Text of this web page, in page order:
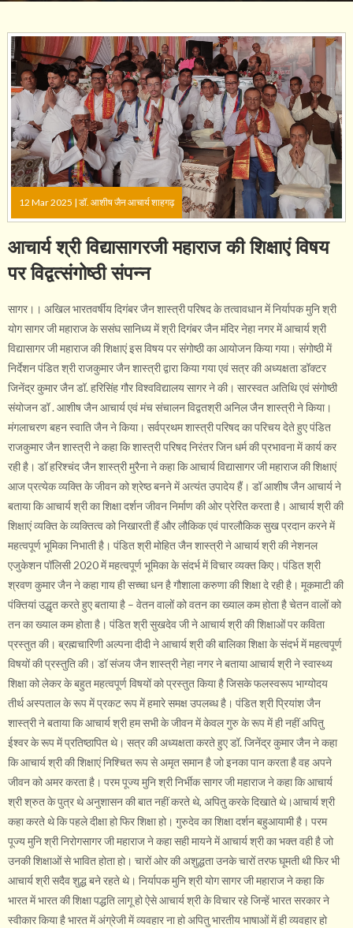
12 Mar 2025 | डॉ. आशीष जैन आचार्य शाहगढ़
आचार्य श्री विद्यासागरजी महाराज की शिक्षाएं विषय
पर विद्वत्संगोष्ठी संपन्न
सागर।। अखिल भारतवर्षीय दिगंबर जैन शास्त्री परिषद के तत्वावधान में निर्यापक मुनि श्री
योग सागर जी महाराज के ससंघ सानिध्य में श्री दिगंबर जैन मंदिर नेहा नगर में आचार्य श्री
विद्यासागर जी महाराज की शिक्षाएं इस विषय पर संगोष्ठी का आयोजन किया गया। संगोष्ठी में
निर्देशन पंडित श्री राजकुमार जैन शास्त्री द्वारा किया गया एवं सत्र की अध्यक्षता डॉक्टर
जिनेंद्र कुमार जैन डॉ. हरिसिंह गौर विश्वविद्यालय सागर ने की। सारस्वत अतिथि एवं संगोष्ठी
संयोजन डॉ . आशीष जैन आचार्य एवं मंच संचालन विद्वतश्री अनिल जैन शास्त्री ने किया।
मंगलाचरण बहन स्वाति जैन ने किया। सर्वप्रथम शास्त्री परिषद का परिचय देते हुए पंडित
राजकुमार जैन शास्त्री ने कहा कि शास्त्री परिषद निरंतर जिन धर्म की प्रभावना में कार्य कर
रही है। डॉ हरिश्चंद जैन शास्त्री मुरैना ने कहा कि आचार्य विद्यासागर जी महाराज की शिक्षाएं
आज प्रत्येक व्यक्ति के जीवन को श्रेष्ठ बनने में अत्यंत उपादेय हैं। डॉ आशीष जैन आचार्य ने
बताया कि आचार्य श्री का शिक्षा दर्शन जीवन निर्माण की ओर प्रेरित करता है। आचार्य श्री की
शिक्षाएं व्यक्ति के व्यक्तित्व को निखारती हैं और लौकिक एवं पारलौकिक सुख प्रदान करने में
महत्वपूर्ण भूमिका निभाती है। पंडित श्री मोहित जैन शास्त्री ने आचार्य श्री की नेशनल
एजुकेशन पॉलिसी 2020 में महत्वपूर्ण भूमिका के संदर्भ में विचार व्यक्त किए। पंडित श्री
श्रवण कुमार जैन ने कहा गाय ही सच्चा धन है गौशाला करुणा की शिक्षा दे रही है। मूकमाटी की
पंक्तियां उद्धृत करते हुए बताया है – वेतन वालों को वतन का ख्याल कम होता है चेतन वालों को
तन का ख्याल कम होता है। पंडित श्री सुखदेव जी ने आचार्य श्री की शिक्षाओं पर कविता
प्रस्तुत की। ब्रह्मचारिणी अल्पना दीदी ने आचार्य श्री की बालिका शिक्षा के संदर्भ में महत्वपूर्ण
विषयों की प्रस्तुति की। डॉ संजय जैन शास्त्री नेहा नगर ने बताया आचार्य श्री ने स्वास्थ्य
शिक्षा को लेकर के बहुत महत्वपूर्ण विषयों को प्रस्तुत किया है जिसके फलस्वरूप भाग्योदय
तीर्थ अस्पताल के रूप में प्रकट रूप में हमारे समक्ष उपलब्ध है। पंडित श्री प्रियांश जैन
शास्त्री ने बताया कि आचार्य श्री हम सभी के जीवन में केवल गुरु के रूप में ही नहीं अपितु
ईश्वर के रूप में प्रतिष्ठापित थे। सत्र की अध्यक्षता करते हुए डॉ. जिनेंद्र कुमार जैन ने कहा
कि आचार्य श्री की शिक्षाएं निश्चित रूप से अमृत समान है जो इनका पान करता है वह अपने
जीवन को अमर करता है। परम पूज्य मुनि श्री निर्भीक सागर जी महाराज ने कहा कि आचार्य
श्री श्रुत के पुत्र थे अनुशासन की बात नहीं करते थे, अपितु करके दिखाते थे।आचार्य श्री
कहा करते थे कि पहले दीक्षा हो फिर शिक्षा हो। गुरुदेव का शिक्षा दर्शन बहुआयामी है। परम
पूज्य मुनि श्री निरोगसागर जी महाराज ने कहा सही मायने में आचार्य श्री का भक्त वही है जो
उनकी शिक्षाओं से भावित होता हो। चारों ओर की अशुद्धता उनके चारों तरफ घूमती थी फिर भी
आचार्य श्री सदैव शुद्ध बने रहते थे। निर्यापक मुनि श्री योग सागर जी महाराज ने कहा कि
भारत में भारत की शिक्षा पद्धति लागू हो ऐसे आचार्य श्री के विचार रहे जिन्हें भारत सरकार ने
स्वीकार किया है भारत में अंग्रेजी में व्यवहार ना हो अपितु भारतीय भाषाओं में ही व्यवहार हो